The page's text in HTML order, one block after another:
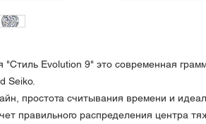
"Стиль Evolution 9" это современная
Seiko.
простота считывания времени и
правильного распределения центра